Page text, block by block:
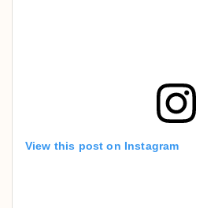
View this post on Instagram